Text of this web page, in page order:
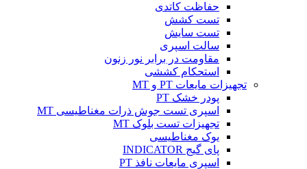
حفاظت کاتدی
تست کشش
تست سایش
سالت اسپری
مقاومت در برابر نور زنون
استحکام کششی
تجهیزات مایعات PT و MT
پودر خشک PT
اسپری تست جوش ذرات مغناطیسی MT
تجهیزات تست بلوک MT
یوک مغناطیسی
پای گیج INDICATOR
اسپری مایعات نافذ PT